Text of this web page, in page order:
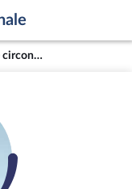
M. Pierre Meurin - Gard (4e circonscription)